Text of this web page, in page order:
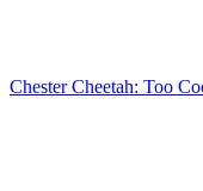
Chester Cheetah: Too